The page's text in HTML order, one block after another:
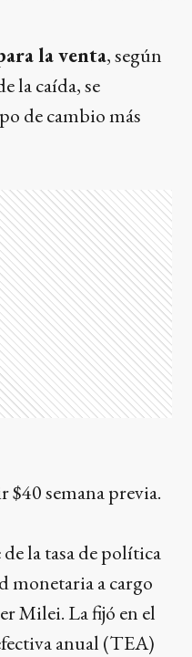
la venta, según
la caída, se
de cambio más
semana previa.
la tasa de política
monetaria a cargo
Milei. La fijó en el
anual (TEA)